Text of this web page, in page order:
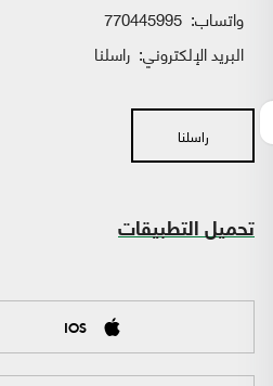
واتساب:
البريد الإلكتروني: راسلنا
راسلنا
تحميل التطبيقات
IOS